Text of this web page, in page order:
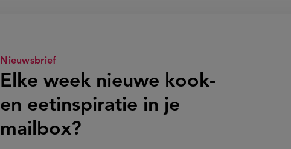
Nieuwsbrief
Elke week nieuwe kook-
en eetinspiratie in je
mailbox?